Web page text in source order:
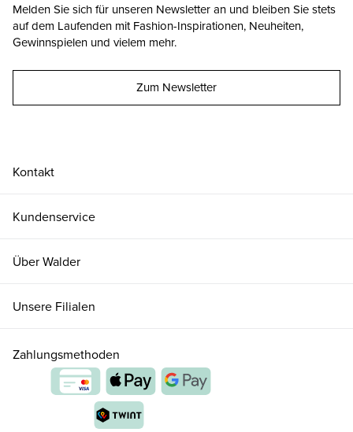
Kontakt
Kundenservice
Über Walder
Unsere Filialen
Melden Sie sich für unseren Newsletter an und bleiben Sie stets
auf dem Laufenden mit Fashion-Inspirationen, Neuheiten,
Gewinnspielen und vielem mehr.
Zum Newsletter
Zahlungsmethoden